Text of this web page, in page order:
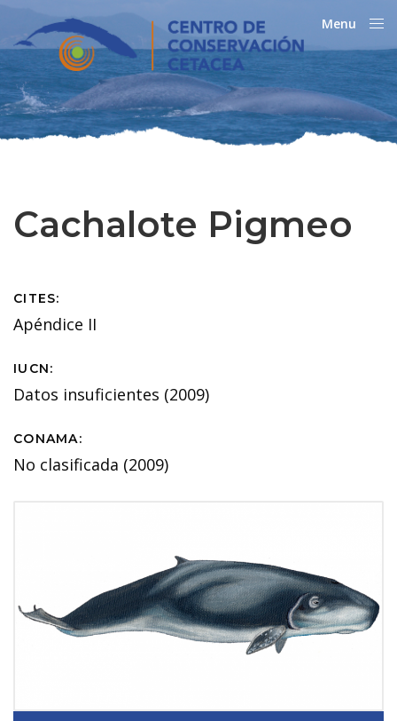
Menu
Cachalote Pigmeo
CITES:
Apéndice II
IUCN:
Datos insuficientes (2009)
CONAMA:
No clasificada (2009)